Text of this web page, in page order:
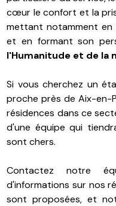
cœur le confort et la
mettant notamment
et en formant son
l'Humanitude et de
Si vous cherchez un
proche près de Aix-en-
résidences dans ce
d'une équipe qui
sont chers.
Contactez notre
d'informations sur nos
sont proposées, et